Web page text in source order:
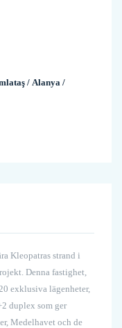
/ Alanya /
Kleopatras strand i
Denna fastighet,
exklusiva lägenheter,
duplex som ger
Medelhavet och de